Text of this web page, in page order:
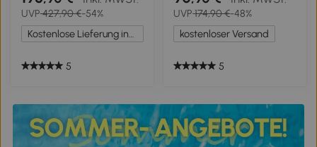
Sitzfläche, gepolstert,
synthetischer Bezug, grau
UVP427,90 €-54%
Kostenlose Lieferung innerhalb Deutschlands
5
samtartigem Stoff und
Stahl, 80x78x100 cm, Grau
UVP174,90 €-48%
kostenloser Versand
5